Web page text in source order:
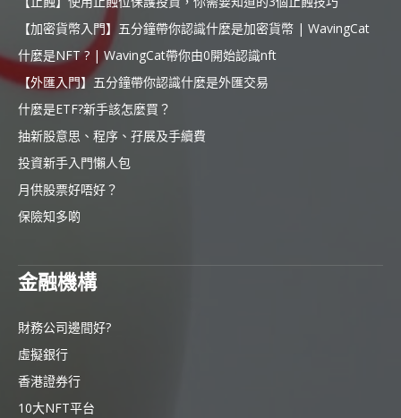
【加密貨幣入門】五分鐘帶你認識什麼是加密貨幣 | WavingCat
什麼是NFT ? | WavingCat帶你由0開始認識nft
【外匯入門】五分鐘帶你認識什麼是外匯交易
什麼是ETF?新手該怎麼買？
抽新股意思、程序、孖展及手續費
投資新手入門懶人包
月供股票好唔好？
保險知多啲
金融機構
財務公司邊間好?
虛擬銀行
香港證券行
10大NFT平台